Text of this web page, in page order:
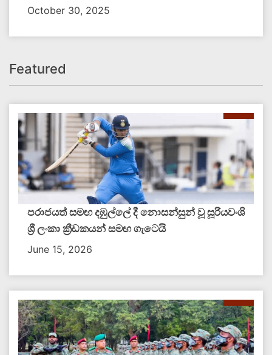
October 30, 2025
Featured
පරාජයත් සමඟ දඹුල්ලේ දී නොසන්සුන් වූ සූරියවංශි
ශ්‍රී ලංකා ක්‍රීඩකයන් සමඟ ගැටෙයි
June 15, 2026